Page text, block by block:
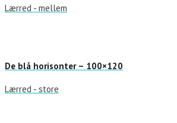
Lærred - mellem
De blå horisonter – 100×120
Lærred - store